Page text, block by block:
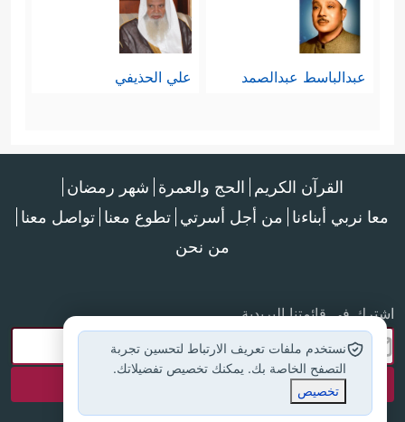
عبدالباسط عبدالصمد علي الحذيفي
القرآن الكريم الحج والعمرة شهر رمضان
معا نربي أبناءنا من أجل أسرتي تطوع معنا تواصل معنا
من نحن
اشترك في قائمتنا البريدية
نستخدم ملفات تعريف الارتباط لتحسين تجربة
التصفح الخاصة بك. يمكنك تخصيص تفضيلاتك.
تخصيص